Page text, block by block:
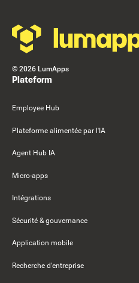
© 2026 LumApps
Plateform
Employee Hub
Plateforme alimentée par l'IA
Agent Hub IA
Micro-apps
Intégrations
Sécurité & gouvernance
Application mobile
Recherche d'entreprise